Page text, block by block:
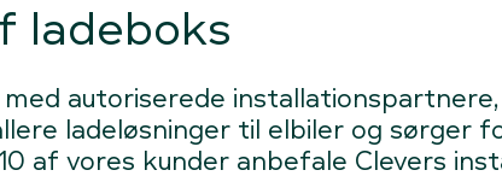
ladeboks
med autoriserede
ladeløsninger til elbiler og
af vores kunder anbefale Clevers